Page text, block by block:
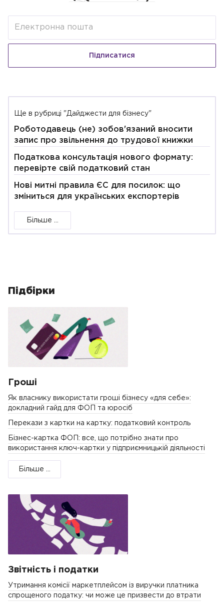
Підписатися
Ще в рубриці "Дайджести для бізнесу"
Роботодавець (не) зобов'язаний вносити
запис про звільнення до трудової книжки
Податкова консультація нового формату:
перевірте свій податковий стан
Нові митні правила ЄС для посилок: що
зміниться для українських експортерів
Більше ...
Підбірки
Гроші
Як власнику використати гроші бізнесу «для себе»:
докладний гайд для ФОП та юросіб
Перекази з картки на картку: податковий контроль
Бізнес-картка ФОП: все, що потрібно знати про
використання ключ-картки у підприємницькій діяльності
Більше ...
Звітність і податки
Утримання комісії маркетплейсом із виручки платника
спрощеного податку: чи може це призвести до втрати